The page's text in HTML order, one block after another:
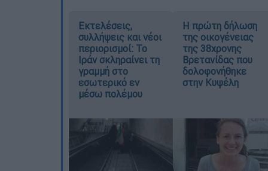
Εκτελέσεις,
συλλήψεις και νέοι
περιορισμοί: Το
Ιράν σκληραίνει τη
γραμμή στο
εσωτερικό εν
μέσω πολέμου
Η πρώτη δήλωση
της οικογένειας
της 38χρονης
Βρετανίδας που
δολοφονήθηκε
στην Κυψέλη